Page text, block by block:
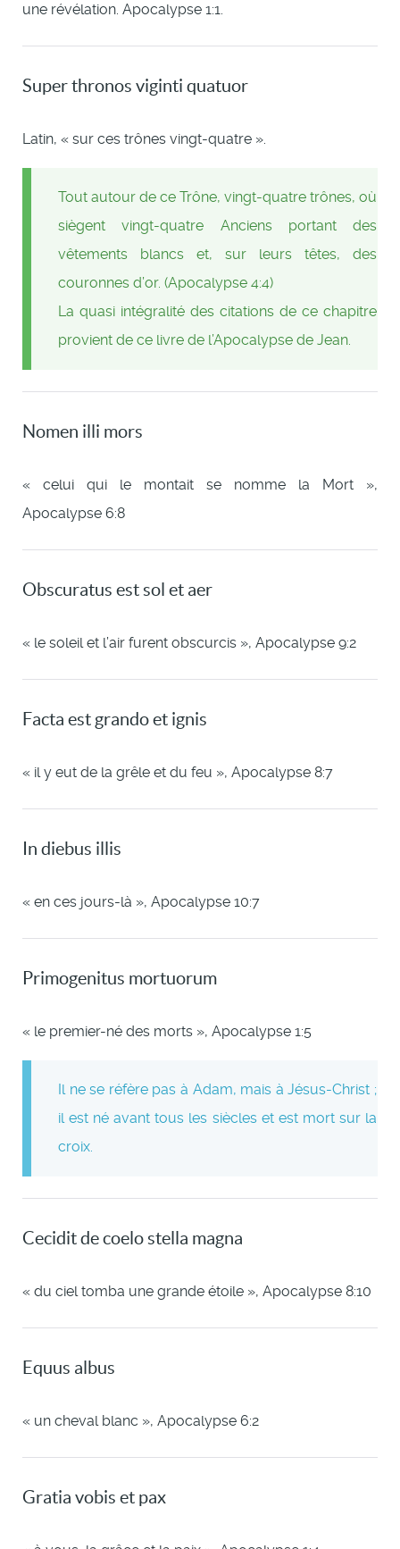
une révélation. Apocalypse 1:1.
Super thronos viginti quatuor
Latin, « sur ces trônes vingt-quatre ».
Tout autour de ce Trône, vingt-quatre trônes, où
siègent vingt-quatre Anciens portant des
vêtements blancs et, sur leurs têtes, des
couronnes d’or. (Apocalypse 4:4)
La quasi intégralité des citations de ce chapitre
provient de ce livre de l’Apocalypse de Jean.
Nomen illi mors
« celui qui le montait se nomme la Mort »,
Apocalypse 6:8
Obscuratus est sol et aer
« le soleil et l’air furent obscurcis », Apocalypse 9:2
Facta est grando et ignis
« il y eut de la grêle et du feu », Apocalypse 8:7
In diebus illis
« en ces jours-là », Apocalypse 10:7
Primogenitus mortuorum
« le premier-né des morts », Apocalypse 1:5
Il ne se réfère pas à Adam, mais à Jésus-Christ ;
il est né avant tous les siècles et est mort sur la
croix.
Cecidit de coelo stella magna
« du ciel tomba une grande étoile », Apocalypse 8:10
Equus albus
« un cheval blanc », Apocalypse 6:2
Gratia vobis et pax